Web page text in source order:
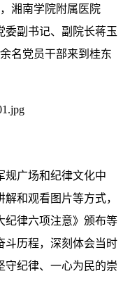
湘南学院附属医院
委副书记、副院长蒋玉
名党员干部来到桂东
规广场和纪律文化中
和观看图片等方式，
纪律六项注意》颁布等
斗历程，深刻体会当时
守纪律、一心为民的崇